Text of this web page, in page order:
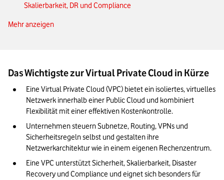
Skalierbarkeit, DR und Compliance
VPC vs. Private Cloud vs. Public Cloud – Was eignet sich für
Kosten- und Betriebsmodelle von VPCs
Mögliche Anwendungen & Einsatzszenarien
Unser Fazit: Deshalb kann Ihr Business von einer Virtual Private
Cloud profitieren
Mehr anzeigen
Das Wichtigste zur Virtual Private Cloud in Kürze
Eine Virtual Private Cloud (VPC) bietet ein isoliertes, virtuelles
Netzwerk innerhalb einer Public Cloud und kombiniert
Flexibilität mit einer effektiven Kostenkontrolle.
Unternehmen steuern Subnetze, Routing, VPNs und
Sicherheitsregeln selbst und gestalten ihre
Netzwerkarchitektur wie in einem eigenen Rechenzentrum.
Eine VPC unterstützt Sicherheit, Skalierbarkeit, Disaster
Recovery und Compliance und eignet sich besonders für